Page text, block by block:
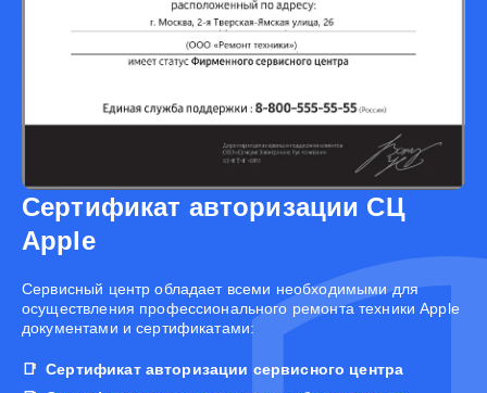
Сертификат авторизации СЦ
Apple
Cервисный центр обладает всеми необходимыми для
осуществления профессионального ремонта техники Apple
документами и сертификатами:
Сертификат авторизации сервисного центра